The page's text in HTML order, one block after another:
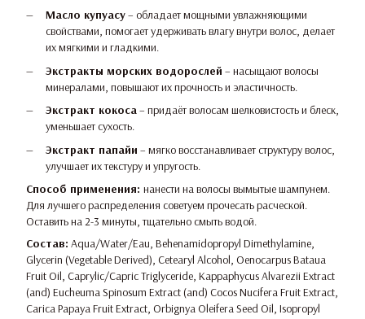
Масло купуасу– обладает мощными увлажняющими
свойствами, помогает удерживать влагу внутри волос, делает
их мягкими и гладкими.
Экстракты морских водорослей – насыщают волосы
минералами, повышают их прочность и эластичность.
Экстракт кокоса– придаёт волосам шелковистость и блеск,
уменьшает сухость.
Экстракт папайи – мягко восстанавливает структуру волос,
улучшает их текстуру и упругость.
Способ применения: нанести на волосы вымытые шампунем.
Для лучшего распределения советуем прочесать расческой.
Оставить на 2-3 минуты, тщательно смыть водой.
Состав: Aqua/Water/Eau, Behenamidopropyl Dimethylamine,
Glycerin (Vegetable Derived), Cetearyl Alcohol, Oenocarpus Bataua
Fruit Oil, Caprylic/Capric Triglyceride, Kappaphycus Alvarezii Extract
(and) Eucheuma Spinosum Extract (and) Cocos Nucifera Fruit Extract,
Carica Papaya Fruit Extract, Orbignya Oleifera Seed Oil, Isopropyl